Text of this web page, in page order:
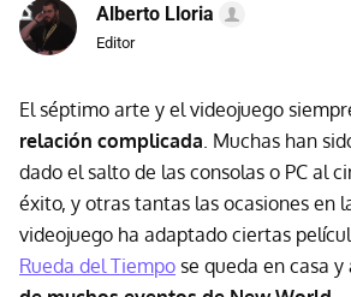
Alberto Lloria
Editor
El séptimo arte y el videojuego
relación complicada . Muchas han
dado el salto de las consolas o PC al
éxito, y otras tantas las ocasiones en
videojuego ha adaptado ciertas
Rueda del Tiempo se queda en casa y